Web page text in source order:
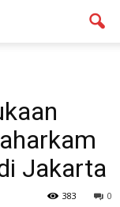
Jakarta
0
383